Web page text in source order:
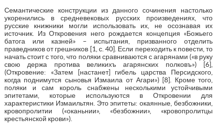
Семантические конструкции из данного сочинения настолько
укоренились в средневековых русских произведениях, что
русские книжники могли использовать их, не осознавая их
источник. Из Откровения него рождается концепция «Божьего
батога или казней» – испытания, призванного отделить
праведников от грешников [1, с. 40]. Если переходить к повести, то
начать стоит с того, что поляки сравниваются с агарянами («в руку
свою держа протива великихъ агарянских полковъ») [6],
(Откровение: «Затем [настанет] гибель царства Персидского,
когда поднимутся сыновья Измаила от Агари») [8]. Кроме того,
поляки и сам король снабжены несколькими устойчивыми
эпитетами, которые используются в Откровении для
характеристики Измаильтян. Это эпитеты: окаянные, безбожники,
кровопролитии («оканьнии», «безбожнии», «кровопролитцы
крестьянской крови»).